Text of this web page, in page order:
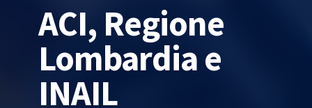
ACI, Regione
Lombardia e
INAIL